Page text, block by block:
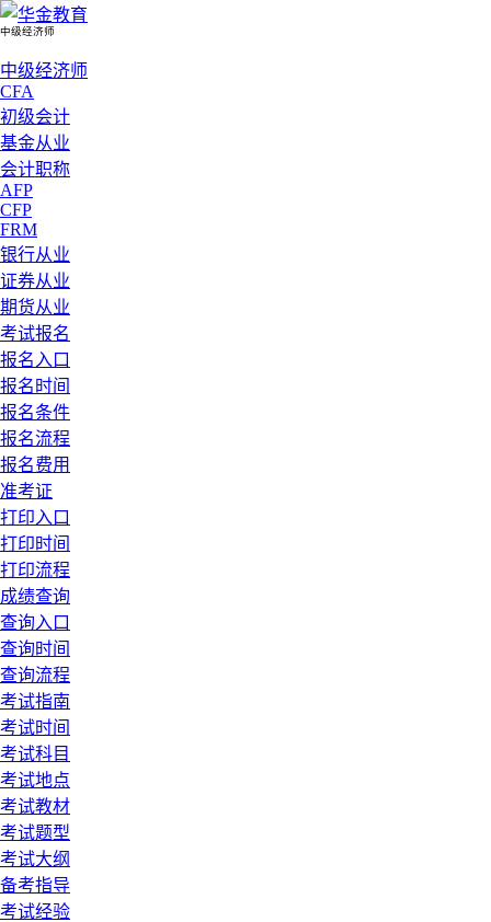
中级经济师
中级经济师
CFA
初级会计
基金从业
会计职称
AFP
CFP
FRM
银行从业
证券从业
期货从业
考试报名
报名入口
报名时间
报名条件
报名流程
报名费用
准考证
打印入口
打印时间
打印流程
成绩查询
查询入口
查询时间
查询流程
考试指南
考试时间
考试科目
考试地点
考试教材
考试题型
考试大纲
备考指导
考试经验